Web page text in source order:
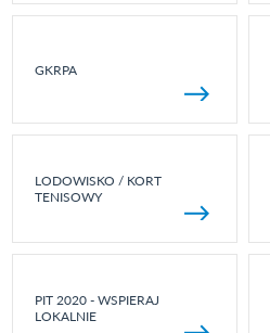
GKRPA
LODOWISKO / KORT
TENISOWY
PIT 2020 - WSPIERAJ
LOKALNIE